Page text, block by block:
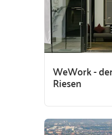
WeWork -
Riesen